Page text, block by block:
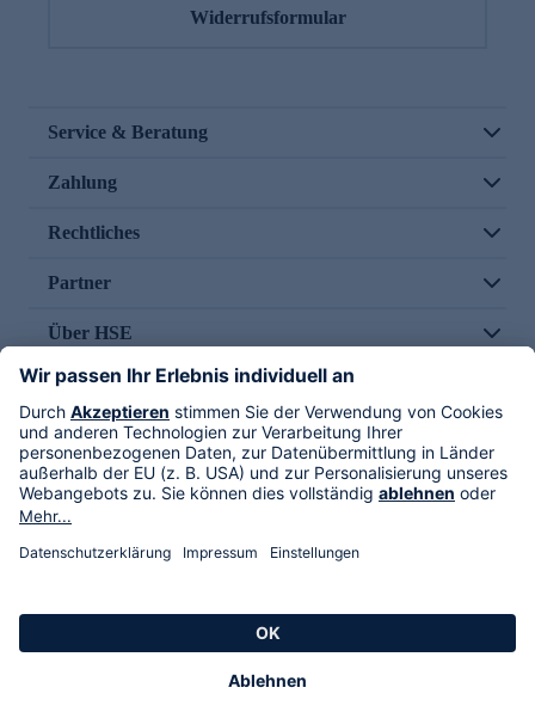
Widerrufsformular
Service & Beratung
Zahlung
Rechtliches
Partner
Über HSE
Im TV
HSE International